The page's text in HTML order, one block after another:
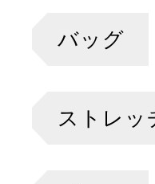
バッグ
ストレッ